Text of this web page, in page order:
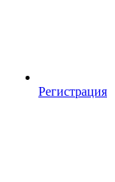
Регистрация